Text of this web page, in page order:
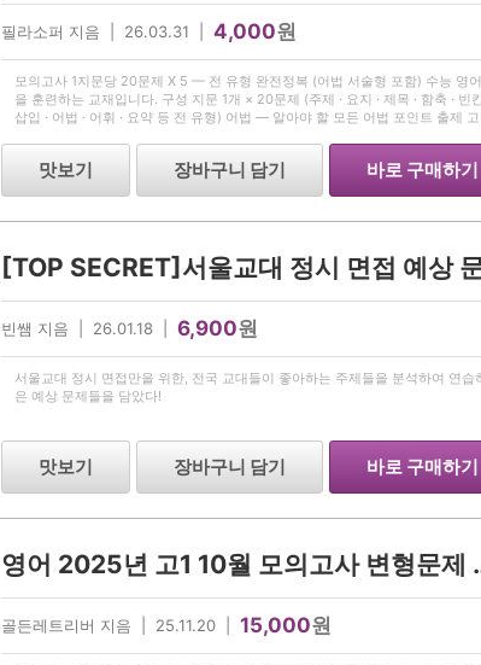
필라소퍼 지음 | 26.03.31 | 4,000원
모의고사 1지문당 20문제 X 5 — 전 유형 완전정복 (어법 서술형 포함) 수능 영
을 훈련하는 교재입니다. 구성 지문 1개 × 20문제 (주제 · 요지 · 제목 · 함축 · 빈
삽입 · 어법 · 어휘 · 요약 등 전 유형) 어법 — 알아야 할 모든 어법 포인트 출제
맛보기 장바구니 담기 바로 구매하기
빈쌤 지음 | 26.01.18 | 6,900원
서울교대 정시 면접만을 위한, 전국 교대들이 좋아하는 주제들을 분석하여 연습
은 예상 문제들을 담았다!
맛보기 장바구니 담기 바로 구매하기
영어 2025
골든레트리버 지음 | 25.11.20 | 15,000원